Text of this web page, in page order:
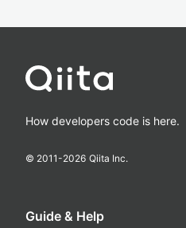
How developers code is here.
© 2011-2026 Qiita Inc.
Guide & Help